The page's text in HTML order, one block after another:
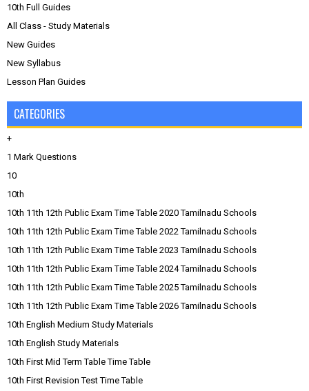
10th Full Guides
All Class - Study Materials
New Guides
New Syllabus
Lesson Plan Guides
CATEGORIES
+
1 Mark Questions
10
10th
10th 11th 12th Public Exam Time Table 2020 Tamilnadu Schools
10th 11th 12th Public Exam Time Table 2022 Tamilnadu Schools
10th 11th 12th Public Exam Time Table 2023 Tamilnadu Schools
10th 11th 12th Public Exam Time Table 2024 Tamilnadu Schools
10th 11th 12th Public Exam Time Table 2025 Tamilnadu Schools
10th 11th 12th Public Exam Time Table 2026 Tamilnadu Schools
10th English Medium Study Materials
10th English Study Materials
10th First Mid Term Table Time Table
10th First Revision Test Time Table